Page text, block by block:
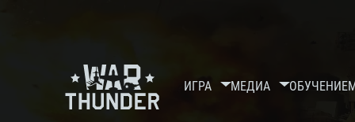
ИГРА МЕДИА ОБУЧЕНИЕ